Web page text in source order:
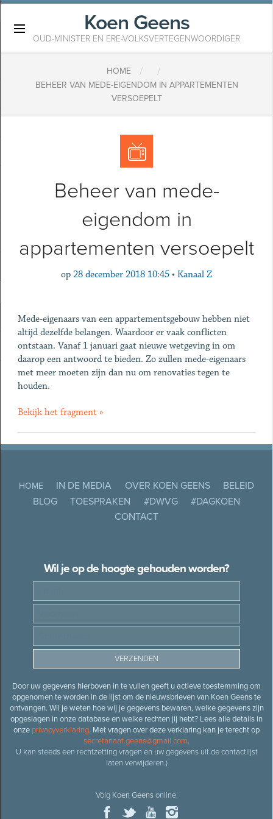
Koen Geens
OUD-MINISTER EN ERE-VOLKSVERTEGENWOORDIGER
HOME / /
BEHEER VAN MEDE-EIGENDOM IN APPARTEMENTEN
VERSOEPELT
Beheer van mede-
eigendom in
appartementen versoepelt
op 28 december 2018 10:45 • Kanaal Z
Mede-eigenaars van een appartementsgebouw hebben niet
altijd dezelfde belangen. Waardoor er vaak conflicten
ontstaan. Vanaf 1 januari gaat nieuwe wetgeving in om
daarop een antwoord te bieden. Zo zullen mede-eigenaars
met meer moeten zijn dan nu om renovaties tegen te
houden.
Bekijk het fragment »
HOME IN DE MEDIA OVER KOEN GEENS
BELEID
BLOG
TOESPRAKEN #DWVG
#DAGKOEN
CONTACT
Wil je op de hoogte gehouden worden?
Door uw gegevens hierboven in te vullen geeft u actieve toestemming om
opgenomen te worden in de lijst om de nieuwsbrieven van Koen Geens te
ontvangen. Wil je weten hoe wij je gegevens bewaren, welke gegevens zijn
opgeslagen in onze database en welke rechten jij hebt? Lees alle details in
onze privacyverklaring. Met vragen over deze verklaring kan je terecht op
secretariaat.geens@gmail.com.
U kan steeds een rechtzetting vragen en uw gegevens uit de contactlijst
laten verwijderen.)
Volg Koen Geensonline: